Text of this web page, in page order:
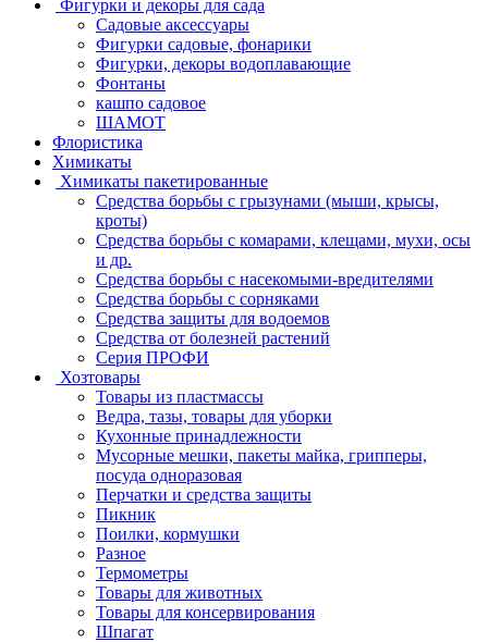
Фигурки и декоры для сада
Садовые аксессуары
Фигурки садовые, фонарики
Фигурки, декоры водоплавающие
Фонтаны
кашпо садовое
ШАМОТ
Флористика
Химикаты
Химикаты пакетированные
Средства борьбы с грызунами (мыши, крысы,
кроты)
Средства борьбы с комарами, клещами, мухи, осы
и др.
Средства борьбы с насекомыми-вредителями
Средства борьбы с сорняками
Средства защиты для водоемов
Средства от болезней растений
Серия ПРОФИ
Хозтовары
Товары из пластмассы
Ведра, тазы, товары для уборки
Кухонные принадлежности
Мусорные мешки, пакеты майка, грипперы,
посуда одноразовая
Перчатки и средства защиты
Пикник
Поилки, кормушки
Разное
Термометры
Товары для животных
Товары для консервирования
Шпагат